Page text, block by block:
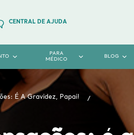
CENTRAL DE AJUDA
PARA
MÉDICO
BLOG
É A Gravidez, Papai!